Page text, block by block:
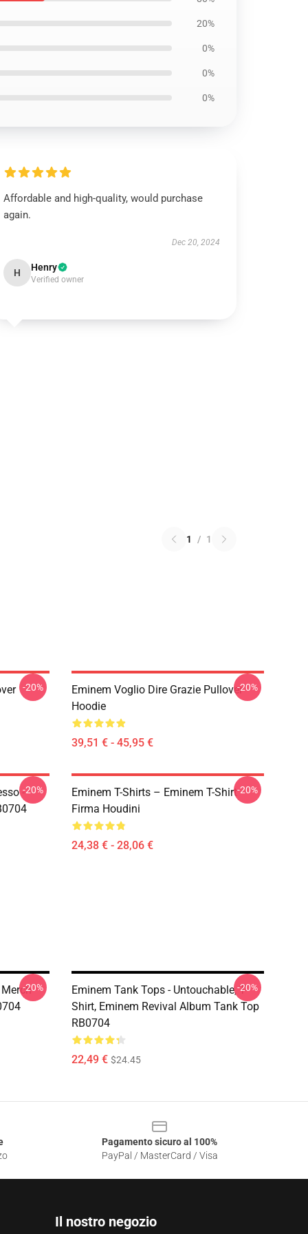
20%
0%
0%
0%
Affordable and high-quality, would purchase
again.
Dec 20, 2024
H Henry
Verified owner
1 / 1
-20%
Eminem Voglio Dire Grazie Pullover
Hoodie
39,51 € - 45,95 €
-20%
--20%
Eminem T-Shirts – Eminem T-Shirt
Firma Houdini
24,38 € - 28,06 €
-20%
-20%
Eminem Tank Tops - Untouchable, T-
Shirt, Eminem Revival Album Tank Top
RB0704
22,49 € $24.45
-20%
Pagamento sicuro al 100%
PayPal / MasterCard / Visa
Il nostro negozio